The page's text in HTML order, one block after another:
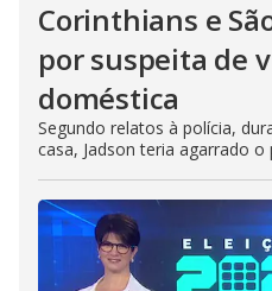
Corinthians e
por suspeita de
doméstica
Segundo relatos à polícia,
casa, Jadson teria agarrado